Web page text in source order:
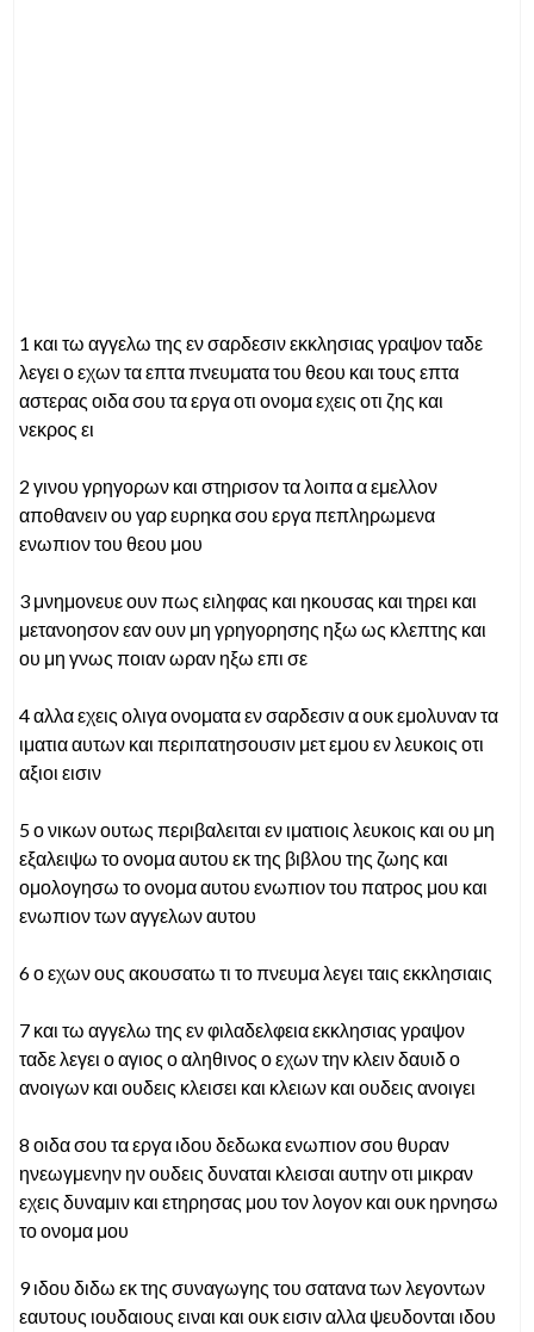
1 και τω αγγελω της εν σαρδεσιν εκκλησιας γραψον ταδε
λεγει ο εχων τα επτα πνευματα του θεου και τους επτα
αστερας οιδα σου τα εργα οτι ονομα εχεις οτι ζης και
νεκρος ει
2 γινου γρηγορων και στηρισον τα λοιπα α εμελλον
αποθανειν ου γαρ ευρηκα σου εργα πεπληρωμενα
ενωπιον του θεου μου
3 μνημονευε ουν πως ειληφας και ηκουσας και τηρει και
μετανοησον εαν ουν μη γρηγορησης ηξω ως κλεπτης και
ου μη γνως ποιαν ωραν ηξω επι σε
4 αλλα εχεις ολιγα ονοματα εν σαρδεσιν α ουκ εμολυναν τα
ιματια αυτων και περιπατησουσιν μετ εμου εν λευκοις οτι
αξιοι εισιν
5 ο νικων ουτως περιβαλειται εν ιματιοις λευκοις και ου μη
εξαλειψω το ονομα αυτου εκ της βιβλου της ζωης και
ομολογησω το ονομα αυτου ενωπιον του πατρος μου και
ενωπιον των αγγελων αυτου
6 ο εχων ους ακουσατω τι το πνευμα λεγει ταις εκκλησιαις
7 και τω αγγελω της εν φιλαδελφεια εκκλησιας γραψον
ταδε λεγει ο αγιος ο αληθινος ο εχων την κλειν δαυιδ ο
ανοιγων και ουδεις κλεισει και κλειων και ουδεις ανοιγει
8 οιδα σου τα εργα ιδου δεδωκα ενωπιον σου θυραν
ηνεωγμενην ην ουδεις δυναται κλεισαι αυτην οτι μικραν
εχεις δυναμιν και ετηρησας μου τον λογον και ουκ ηρνησω
το ονομα μου
9 ιδου διδω εκ της συναγωγης του σατανα των λεγοντων
εαυτους ιουδαιους ειναι και ουκ εισιν αλλα ψευδονται ιδου